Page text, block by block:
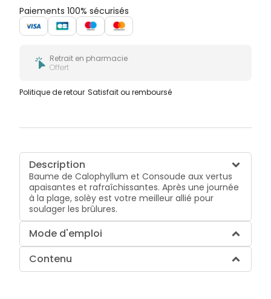
Paiements 100% sécurisés
Retrait en pharmacie
Offert
Politique de retour Satisfait ou remboursé
Description
Baume de Calophyllum et Consoude aux vertus
apaisantes et rafraîchissantes. Après une journée
à la plage, solèy est votre meilleur allié pour
soulager les brûlures.
Mode d'emploi
Contenu